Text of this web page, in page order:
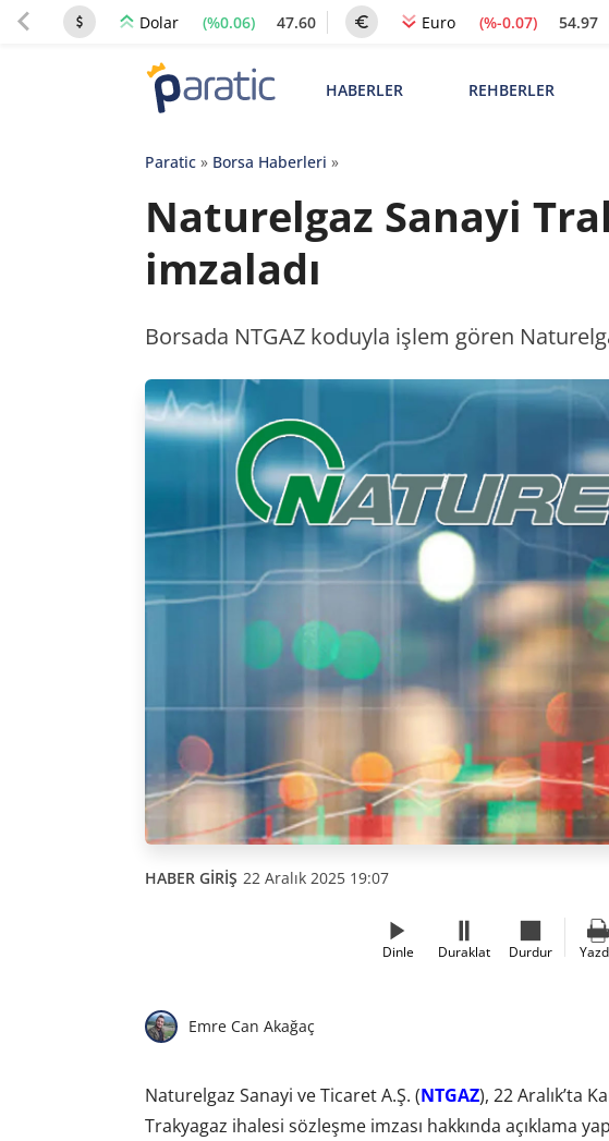
Dolar (%0.06) 47.60 Euro (%-0.07) 54.97
HABERLER REHBERLER
Paratic» Borsa Haberleri »
Naturelgaz Sanayi
imzaladı
Borsada NTGAZ koduyla işlem gören
HABER GİRİŞ 22 Aralık 2025 19:07
Dinle Duraklat Durdur
Emre Can Akağaç
Naturelgaz Sanayi ve Ticaret A.Ş. (NTGAZ), 22 Aralık’ta
Trakyagaz ihalesi sözleşme imzası hakkında açıklama